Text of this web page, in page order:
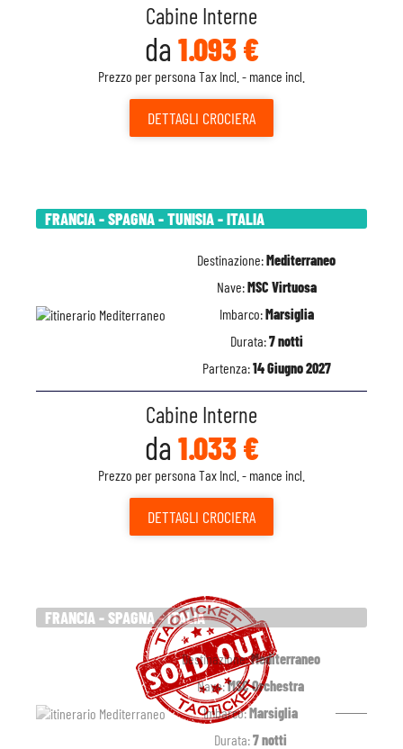
Cabine Interne
da 1.093 €
Prezzo per persona Tax Incl. - mance incl.
DETTAGLI CROCIERA
FRANCIA - SPAGNA - TUNISIA - ITALIA
Destinazione:Mediterraneo
Nave:MSC Virtuosa
Imbarco:Marsiglia
Durata:7 notti
Partenza:14 Giugno 2027
Cabine Interne
da 1.033 €
Prezzo per persona Tax Incl. - mance incl.
DETTAGLI CROCIERA
FRANCIA - SPAGNA - ITALIA
Destinazione:Mediterraneo
Nave:MSC Orchestra
Imbarco:Marsiglia
Durata:7 notti